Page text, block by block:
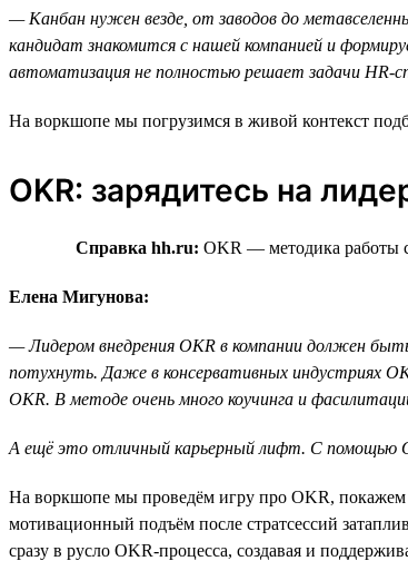
— Канбан нужен везде, от заводов до
кандидат знакомится с нашей компанией и
автоматизация не полностью решает задачи
На воркшопе мы погрузимся в живой контекст
OKR: зарядитесь на
Справка hh.ru: OKR — методика работы
Елена Мигунова:
— Лидером внедрения OKR в компании должен
потухнуть. Даже в консервативных индустриях
ОKR. В методе очень много коучинга и
А ещё это отличный карьерный лифт. С помощью
На воркшопе мы проведём игру про OKR,
мотивационный подъём после стратсессий
сразу в русло OKR-процесса, создавая и